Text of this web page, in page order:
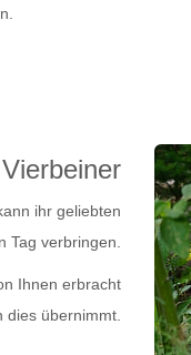
ihr geliebten
verbringen.
Ihnen erbracht
übernimmt.